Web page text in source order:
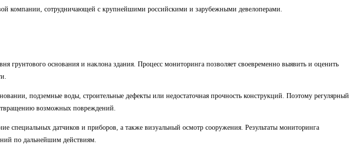
компании, сотрудничающей с крупнейшими российскими и зарубежными девелоперами.
основания и наклона здания. Процесс мониторинга позволяет своевременно выявить и оценить
подземные воды, строительные дефекты или недостаточная прочность конструкций. Поэтому регулярный
возможных повреждений.
специальных датчиков и приборов, а также визуальный осмотр сооружения. Результаты мониторинга
по дальнейшим действиям.